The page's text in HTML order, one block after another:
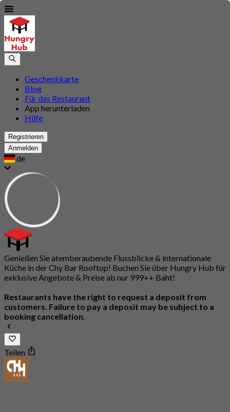
Geschenkkarte
Blog
Für das Restaurant
App herunterladen
Hilfe
Registrieren
Anmelden
de
Genießen Sie atemberaubende Flussblicke & internationale
Küche in der Chy Bar Rooftop! Buchen Sie über Hungry Hub für
exklusive Angebote & Preise ab nur 999++ Baht!
Restaurants have the right to request a deposit from
customers. Failure to pay a deposit may be subject to a
booking cancellation.
Teilen